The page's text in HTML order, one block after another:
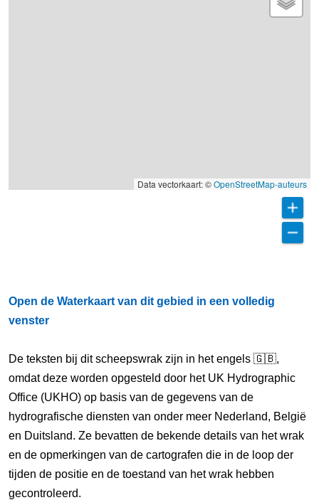
Data vectorkaart: ©OpenStreetMap-auteurs
Open de Waterkaart van dit gebied in een volledig
venster
De teksten bij dit scheepswrak zijn in het engels 🇬🇧,
omdat deze worden opgesteld door het UK Hydrographic
Office (UKHO) op basis van de gegevens van de
hydrografische diensten van onder meer Nederland, België
en Duitsland. Ze bevatten de bekende details van het wrak
en de opmerkingen van de cartografen die in de loop der
tijden de positie en de toestand van het wrak hebben
gecontroleerd.